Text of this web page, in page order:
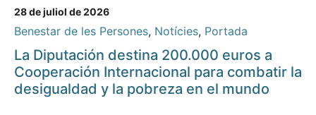
28 de juliol de 2026
Benestar de les Persones, Notícies, Portada
La Diputación destina 200.000 euros a
Cooperación Internacional para combatir la
desigualdad y la pobreza en el mundo